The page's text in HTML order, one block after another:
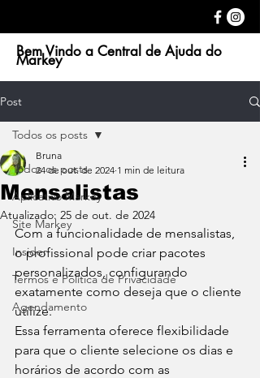
Bem Vindo a Central de Ajuda do
Markey
Post
Todos os posts
Aplicativo Markey
Site Markey
Insider
Termos e Política de Privacidade
Agendamento
Todos os posts
Mensalistas
Bruna
24 de out. de 2024 1 min de leitura
Atualizado: 25 de out. de 2024
Com a funcionalidade de mensalistas,
o profissional pode criar pacotes
personalizados, configurando
exatamente como deseja que o cliente
utilize.
Essa ferramenta oferece flexibilidade
para que o cliente selecione os dias e
horários de acordo com as